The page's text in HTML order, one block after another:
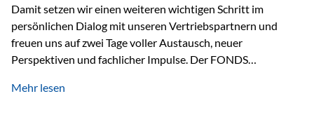
Damit setzen wir einen weiteren wichtigen Schritt im
persönlichen Dialog mit unseren Vertriebspartnern und
freuen uns auf zwei Tage voller Austausch, neuer
Perspektiven und fachlicher Impulse. Der FONDS
Branchentreffen für Finanz- und Versicherungsprofis im
Mehr lesen